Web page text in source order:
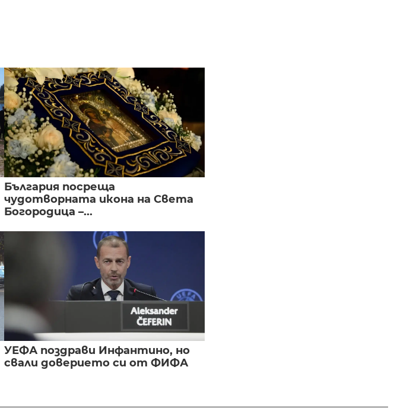
България посреща
чудотворната икона на Света
Богородица –...
УЕФА поздрави Инфантино, но
свали доверието си от ФИФА